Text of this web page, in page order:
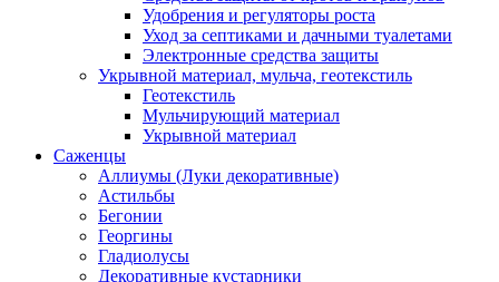
Удобрения и регуляторы роста
Уход за септиками и дачными туалетами
Электронные средства защиты
Укрывной материал, мульча, геотекстиль
Геотекстиль
Мульчирующий материал
Укрывной материал
Саженцы
Аллиумы (Луки декоративные)
Астильбы
Бегонии
Георгины
Гладиолусы
Декоративные кустарники